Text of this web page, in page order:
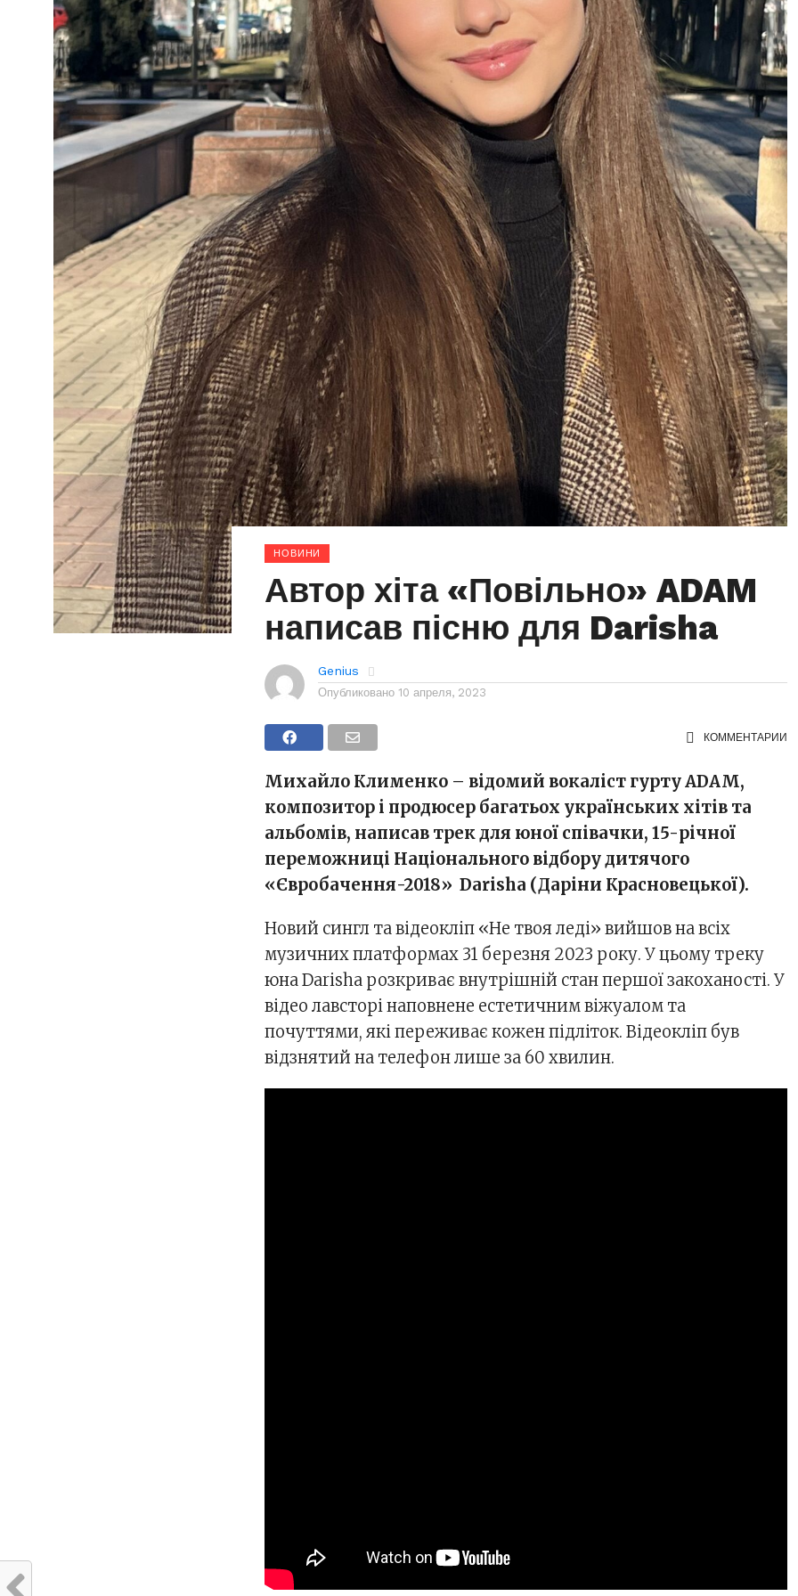
НОВИНИ
Автор хіта «Повільно» ADAM
написав пісню для Darisha
Genius
Опубликовано 10 апреля, 2023
КОММЕНТАРИИ
Михайло Клименко – відомий вокаліст гурту ADAM,
композитор і продюсер багатьох українських хітів та
альбомів, написав трек для юної співачки, 15-річної
переможниці Національного відбору дитячого
«Євробачення-2018» Darisha (Даріни Красновецької).
Новий сингл та відеокліп «Не твоя леді» вийшов на всіх
музичних платформах 31 березня 2023 року. У цьому треку
юна Darisha розкриває внутрішній стан першої закоханості. У
відео лавсторі наповнене естетичним віжуалом та
почуттями, які переживає кожен підліток. Відеокліп був
відзнятий на телефон лише за 60 хвилин.